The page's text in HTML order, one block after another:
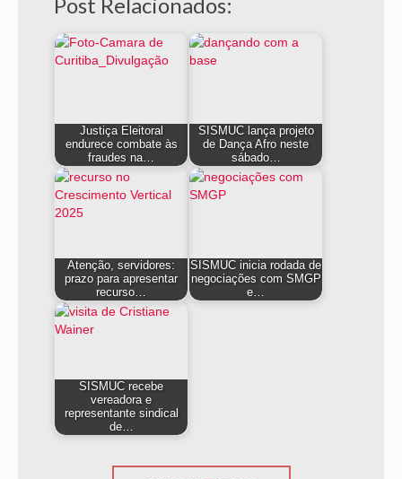
Justiça Eleitoral
endurece combate às
fraudes na…
SISMUC lança projeto
de Dança Afro neste
sábado…
Atenção, servidores:
prazo para apresentar
recurso…
SISMUC inicia rodada de
negociações com SMGP
e…
SISMUC recebe
vereadora e
representante sindical
de…